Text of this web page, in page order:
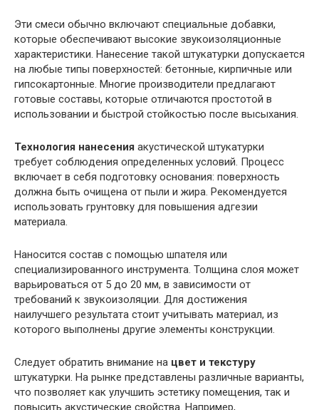
Эти смеси обычно включают специальные добавки,
которые обеспечивают высокие звукоизоляционные
характеристики. Нанесение такой штукатурки допускается
на любые типы поверхностей: бетонные, кирпичные или
гипсокартонные. Многие производители предлагают
готовые составы, которые отличаются простотой в
использовании и быстрой стойкостью после высыхания.
Технология нанесения акустической штукатурки
требует соблюдения определенных условий. Процесс
включает в себя подготовку основания: поверхность
должна быть очищена от пыли и жира. Рекомендуется
использовать грунтовку для повышения адгезии
материала.
Наносится состав с помощью шпателя или
специализированного инструмента. Толщина слоя может
варьироваться от 5 до 20 мм, в зависимости от
требований к звукоизоляции. Для достижения
наилучшего результата стоит учитывать материал, из
которого выполнены другие элементы конструкции.
Следует обратить внимание на цвет и текстуру
штукатурки. На рынке представлены различные варианты,
что позволяет как улучшить эстетику помещения, так и
повысить акустические свойства. Например,